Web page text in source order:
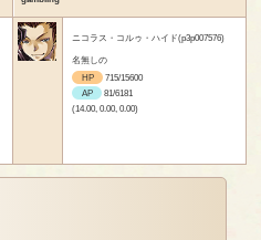
ニコラス・コルゥ・ハイド(p3p007576)
名無しの
HP
715/15600
AP
81/6181
(14.00, 0.00, 0.00)